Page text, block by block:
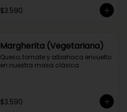
$3.590
Margherita (Vegetariana)
Queso, tomate y albahaca envuelto
en nuestra masa clásica
$3.590